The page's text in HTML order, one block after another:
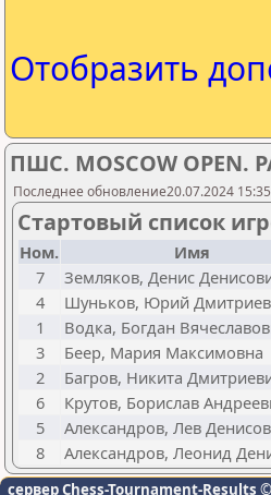
Отобразить
ПШС. MOSCOW OPEN.
Последнее обновление20.07.2024
Стартовый список
Ном. Имя
7
Земляков, Денис
4
Шуньков, Юрий
1
Водка, Богдан
3
Беер, Мария Максимовна
2
Багров, Никита
6
Крутов, Борислав
5
Александров, Лев
8
Александров, Леонид
сервер Chess-Tournament-Results